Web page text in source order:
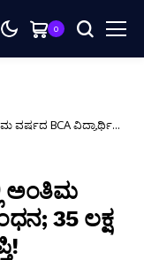
0
ವರ್ಷದ BCA ವಿದ್ಯಾರ್ಥಿನಿ
ಅಂತಿಮ
35 ಲಕ್ಷ